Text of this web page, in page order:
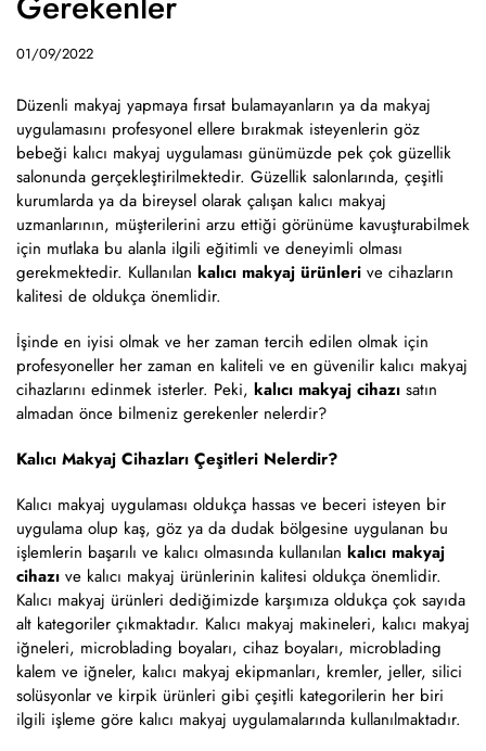
01/09/2022
Düzenli makyaj yapmaya fırsat bulamayanların ya da makyaj
uygulamasını profesyonel ellere bırakmak isteyenlerin göz
bebeği kalıcı makyaj uygulaması günümüzde pek çok güzellik
salonunda gerçekleştirilmektedir. Güzellik salonlarında, çeşitli
kurumlarda ya da bireysel olarak çalışan kalıcı makyaj
uzmanlarının, müşterilerini arzu ettiği görünüme kavuşturabilmek
için mutlaka bu alanla ilgili eğitimli ve deneyimli olması
gerekmektedir. Kullanılan kalıcı makyaj ürünleri ve cihazların
kalitesi de oldukça önemlidir.
İşinde en iyisi olmak ve her zaman tercih edilen olmak için
profesyoneller her zaman en kaliteli ve en güvenilir kalıcı makyaj
cihazlarını edinmek isterler. Peki, kalıcı makyaj cihazı satın
almadan önce bilmeniz gerekenler nelerdir?
Kalıcı Makyaj Cihazları Çeşitleri Nelerdir?
Kalıcı makyaj uygulaması oldukça hassas ve beceri isteyen bir
uygulama olup kaş, göz ya da dudak bölgesine uygulanan bu
işlemlerin başarılı ve kalıcı olmasında kullanılan kalıcı makyaj
cihazı ve kalıcı makyaj ürünlerinin kalitesi oldukça önemlidir.
Kalıcı makyaj ürünleri dediğimizde karşımıza oldukça çok sayıda
alt kategoriler çıkmaktadır. Kalıcı makyaj makineleri, kalıcı makyaj
iğneleri, microblading boyaları, cihaz boyaları, microblading
kalem ve iğneler, kalıcı makyaj ekipmanları, kremler, jeller, silici
solüsyonlar ve kirpik ürünleri gibi çeşitli kategorilerin her biri
ilgili işleme göre kalıcı makyaj uygulamalarında kullanılmaktadır.